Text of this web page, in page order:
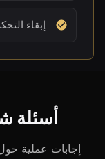
إبقاء
أسئلة